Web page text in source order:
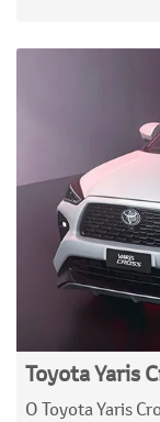
Toyota Yaris
O Toyota Yaris